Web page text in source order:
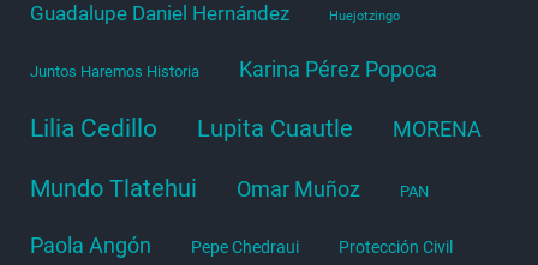
Guadalupe Daniel Hernández Huejotzingo
Juntos Haremos Historia Karina Pérez Popoca
Lilia Cedillo Lupita Cuautle MORENA
Mundo Tlatehui Omar Muñoz PAN
Paola Angón Pepe Chedraui Protección Civil